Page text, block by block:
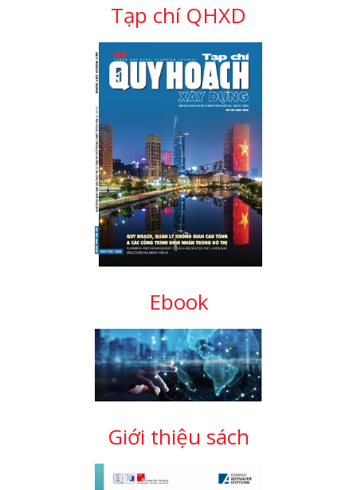
Tạp chí QHXD
Ebook
Giới thiệu sách